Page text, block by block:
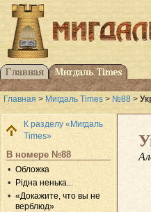
Главная > Мигдаль Times > №88 >
К разделу «Мигдаль
Times»
В номере №88
Обложка
Рідна ненька...
«Докажите, что вы не
верблюд»